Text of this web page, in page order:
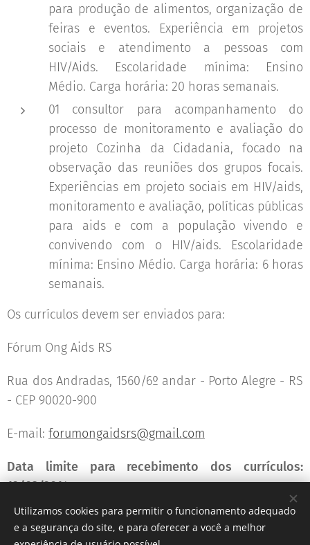
para produção de alimentos, organização de
feiras e eventos. Experiência em projetos
sociais e atendimento a pessoas com
HIV/Aids. Escolaridade mínima: Ensino
Médio. Carga horária: 20 horas semanais.
01 consultor para acompanhamento do
processo de monitoramento e avaliação do
projeto Cozinha da Cidadania, focado na
observação das reuniões dos grupos focais.
Experiências em projeto sociais em HIV/aids,
monitoramento e avaliação, políticas públicas
para aids e com a população vivendo e
convivendo com o HIV/aids. Escolaridade
mínima: Ensino Médio. Carga horária: 6 horas
semanais.
Os currículos devem ser enviados para:
Fórum Ong Aids RS
Rua dos Andradas, 1560/6º andar - Porto Alegre - RS
- CEP 90020-900
E-mail: forumongaidsrs@gmail.com
Data limite para recebimento dos currículos:
12/03/2014
Utilizamos cookies para permitir o funcionamento adequado
e a segurança do site, e para oferecer a você a melhor